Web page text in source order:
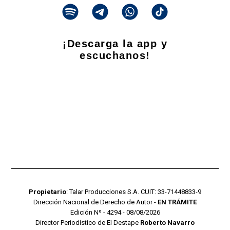
¡Descarga la app y
escuchanos!
Propietario: Talar Producciones S.A. CUIT: 33-71448833-9
Dirección Nacional de Derecho de Autor - EN TRÁMITE
Edición Nº - 4294 - 08/08/2026
Director Periodístico de El Destape Roberto Navarro